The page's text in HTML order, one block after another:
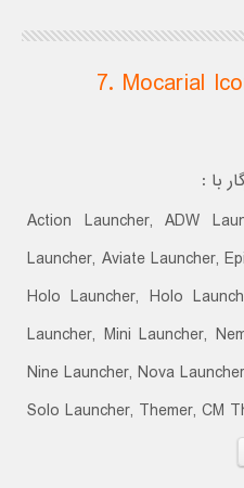
7. Mocarial
Action Launcher, ADW
Launcher, Aviate Launcher,
Holo Launcher, Holo
Launcher, Mini Launcher,
Nine Launcher, Nova
Solo Launcher, Themer, CM